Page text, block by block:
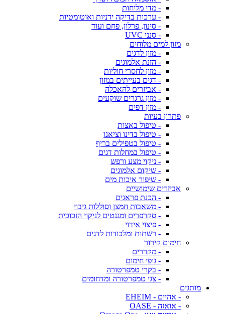
- מדי מליחות
- ערכות בדיקה ידניות ואוטומטיות
- סינון, פרלון, פחם ועוד
- סנני UVC
מזון למים מלוחים
- מזון לדגים
- הזנת אלמוגים
- מזון לחסרי חוליות
- דגים בעייתים במזון
- אביזרים להאכלה
- מזון גרגרים שוקעים
- מזון דפים
פתרון בעיות
- טיפול באצות
- טיפול בדינו וציאנו
- טיפול בטפילים בריף
- טיפול במחלות דגים
- ניקוי מצע ורפש
- שיקום אלמוגים
- שיפור איכות מים
אביזרים שימושיים
- הכנת פראגים
- משאבות חמצן וסוללות גיבוי
- סקרפרים ומגנטים לניקוי הזכוכית
- פיצוי אידוי
- רשתות ומלכודות לדגים
חימום קירור
- מקררים
- גופי חימום
- בקרי טמפרטורה
- צגי טמפרטורה ומדחומים
מותגים
- אהיים - EHEIM
- אואזה - OASE